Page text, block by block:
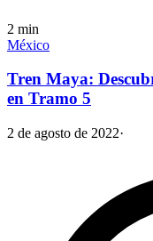
2 min
México
Tren Maya:
en Tramo 5
2 de agosto de 2022·